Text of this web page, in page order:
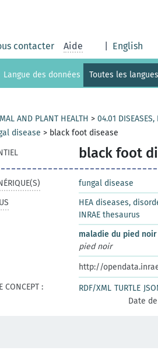
contacter Aide English
Langue des données Toutes les langues
AND PLANT HEALTH > 04.01 DISEASES,
disease > black foot disease
black foot
fungal disease
HEA diseases,
INRAE thesaurus
maladie du pied noir
pied noir
http://
CONCEPT :
RDF/XML TURTLE
Date